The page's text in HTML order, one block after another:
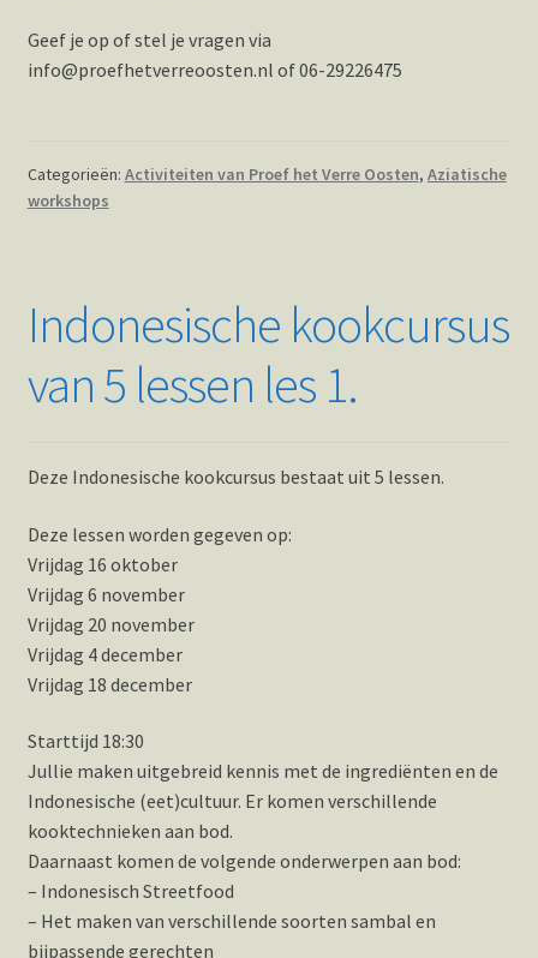
Geef je op of stel je vragen via
info@proefhetverreoosten.nl of 06-29226475
Categorieën: Activiteiten van Proef het Verre Oosten, Aziatische
workshops
Indonesische kookcursus
van 5 lessen les 1.
Deze Indonesische kookcursus bestaat uit 5 lessen.
Deze lessen worden gegeven op:
Vrijdag 16 oktober
Vrijdag 6 november
Vrijdag 20 november
Vrijdag 4 december
Vrijdag 18 december
Starttijd 18:30
Jullie maken uitgebreid kennis met de ingrediënten en de
Indonesische (eet)cultuur. Er komen verschillende
kooktechnieken aan bod.
Daarnaast komen de volgende onderwerpen aan bod:
– Indonesisch Streetfood
– Het maken van verschillende soorten sambal en
bijpassende gerechten